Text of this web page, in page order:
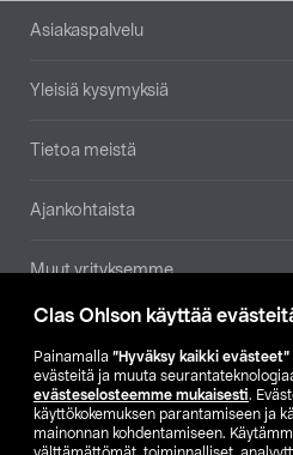
Clas Ohlson käyttää
Painamalla ”Hyväksy kaikki evästeet”
evästeitä ja muuta
evästeselosteemme mukaisesti.
käyttökokemuksen parantamiseen ja
mainonnan kohdentamiseen.
Alatunniste
Asiakaspalvelu
Yleisiä kysymyksiä
Tietoa meistä
Ajankohtaista
Muut yrityksemme
Etsi
SE NO
FI